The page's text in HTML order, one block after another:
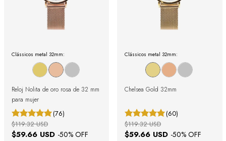
Clássicos metal 32mm:
Reloj Nolita de oro rosa de 32 mm
para mujer
(76)
$59.66 USD -50% OFF
$119.32 USD
Clássicos metal 32mm:
Chelsea Gold 32mm
(60)
$59.66 USD -50% OFF
$119.32 USD